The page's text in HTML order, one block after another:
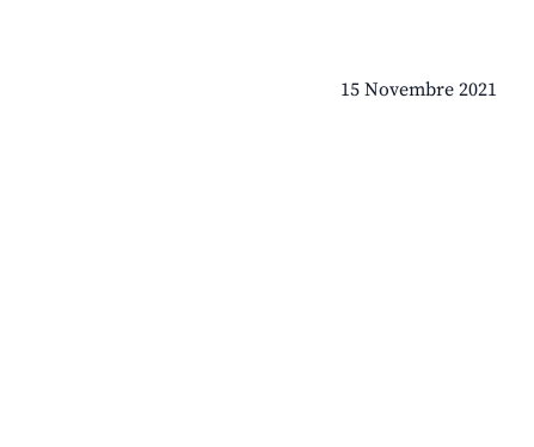
15 Novembre 2021